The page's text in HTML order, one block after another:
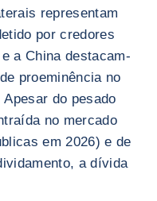
representam
por credores
a China destacam-
proeminência no
do pesado
no mercado
em 2026) e de
a dívida